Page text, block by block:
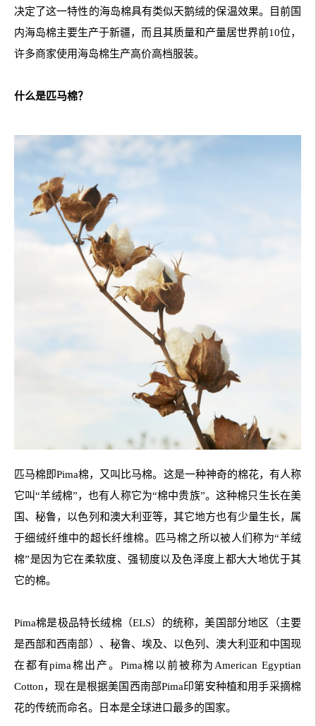
决定了这一特性的海岛棉具有类似天鹅绒的保温效果。目前国
内海岛棉主要生产于新疆，而且其质量和产量居世界前10位，
许多商家使用海岛棉生产高价高档服装。
什么是匹马棉？
匹马棉即Pima棉，又叫比马棉。这是一种神奇的棉花，有人称
它叫“羊绒棉”，也有人称它为“棉中贵族”。这种棉只生长在美
国、秘鲁，以色列和澳大利亚等，其它地方也有少量生长，属
于细绒纤维中的超长纤维棉。匹马棉之所以被人们称为“羊绒
棉”是因为它在柔软度、强韧度以及色泽度上都大大地优于其
它的棉。
Pima棉是极品特长绒棉（ELS）的统称，美国部分地区（主要
是西部和西南部）、秘鲁、埃及、以色列、澳大利亚和中国现
在都有pima棉出产。Pima棉以前被称为American Egyptian
Cotton，现在是根据美国西南部Pima印第安种植和用手采摘棉
花的传统而命名。日本是全球进口最多的国家。